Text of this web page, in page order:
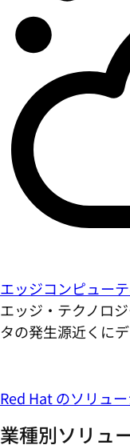
エッジコンピュー
エッジ・テクノロ
タの発生源近くにデ
Red Hat のソリュ
業種別ソリュ